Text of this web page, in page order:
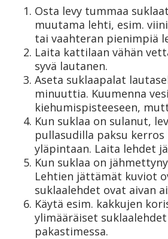
Osta levy tummaa
muutama lehti, esim.
tai vaahteran pienimpiä
Laita kattilaan vähän
syvä lautanen.
Aseta suklaapalat
minuuttia. Kuumenna
kiehumispisteeseen,
Kun suklaa on sulanut,
pullasudilla paksu kerros
yläpintaan. Laita lehdet
Kun suklaa on
Lehtien jättämät kuviot
suklaalehdet ovat aivan
Käytä esim. kakkujen
ylimääräiset
pakastimessa.